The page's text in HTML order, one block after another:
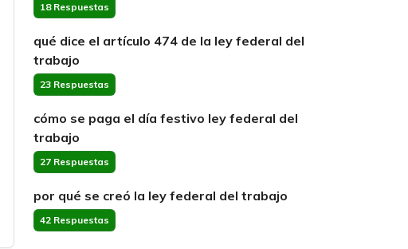
18 Respuestas
qué dice el artículo 474 de la ley federal del
trabajo
23 Respuestas
cómo se paga el día festivo ley federal del
trabajo
27 Respuestas
por qué se creó la ley federal del trabajo
42 Respuestas